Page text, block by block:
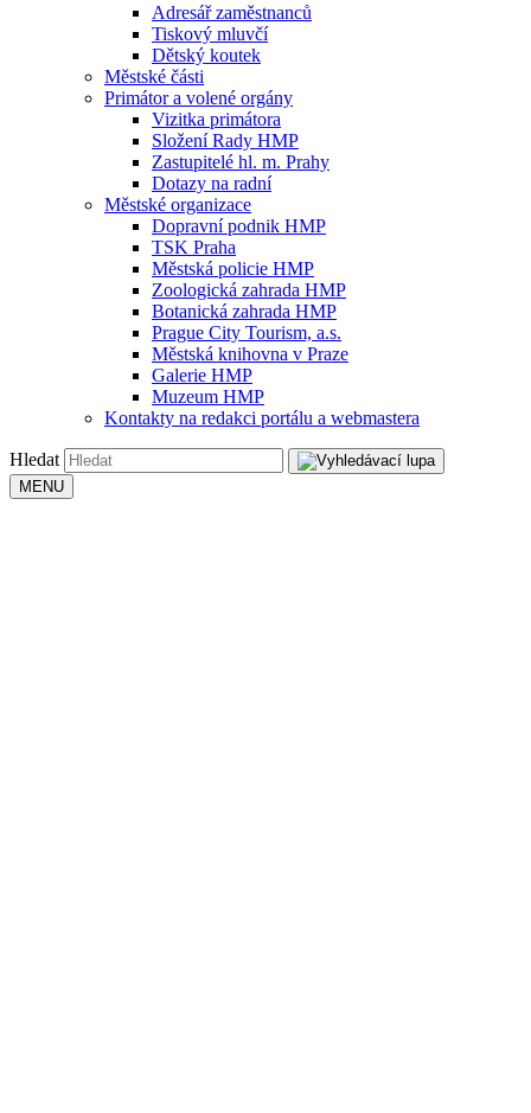
Adresář zaměstnanců
Tiskový mluvčí
Dětský koutek
Městské části
Primátor a volené orgány
Vizitka primátora
Složení Rady HMP
Zastupitelé hl. m. Prahy
Dotazy na radní
Městské organizace
Dopravní podnik HMP
TSK Praha
Městská policie HMP
Zoologická zahrada HMP
Botanická zahrada HMP
Prague City Tourism, a.s.
Městská knihovna v Praze
Galerie HMP
Muzeum HMP
Kontakty na redakci portálu a webmastera
Hledat
MENU